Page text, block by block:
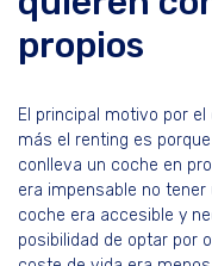
propios
El principal motivo por
más el renting es porque
conlleva un coche en
era impensable no tener
coche era accesible y
posibilidad de optar por